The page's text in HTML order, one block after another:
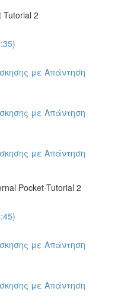
2
με Απάντηση
με Απάντηση
με Απάντηση
Pocket-Tutorial 2
με Απάντηση
με Απάντηση